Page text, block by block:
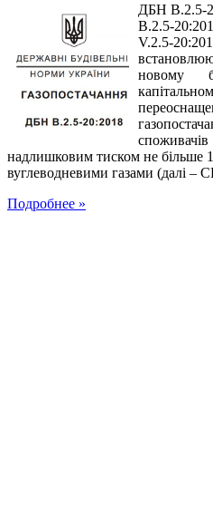
ДБН В.2.5-
В.2.5-
V.2.5-
новому
надлишковим тиском не більше
вуглеводневими газами (далі –
Подробнее »